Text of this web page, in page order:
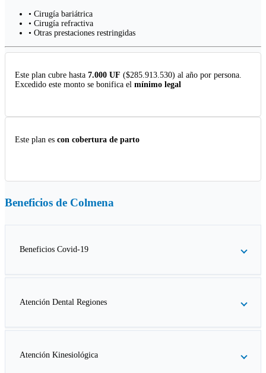
• Cirugía bariátrica
• Cirugía refractiva
• Otras prestaciones restringidas
Este plan cubre hasta 7.000 UF ($285.913.530) al año por persona.
Excedido este monto se bonifica el mínimo legal
Este plan es con cobertura de parto
Beneficios de Colmena
Beneficios Covid-19
Atención Dental Regiones
Atención Kinesiológica